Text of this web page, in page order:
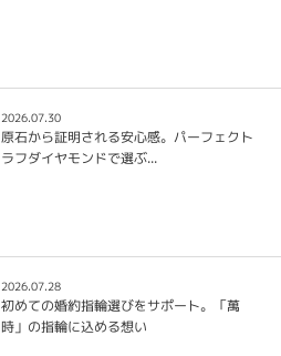
2026.07.30
原石から証明される安心感。パーフェクト
ラフダイヤモンドで選ぶ...
2026.07.28
初めての婚約指輪選びをサポート。「萬
時」の指輪に込める想い